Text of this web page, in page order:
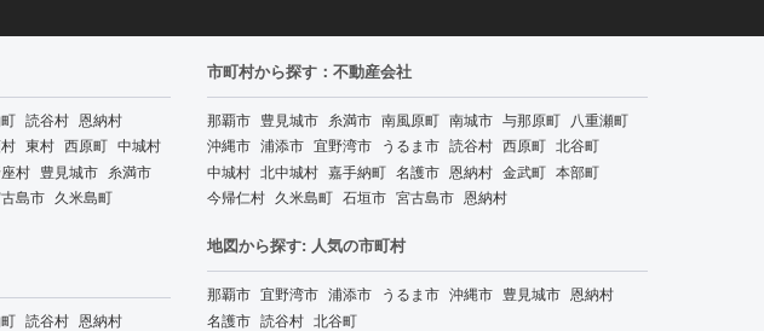
読谷村 恩納村
東村 西原町 中城村
村 豊見城市 糸満市
島市 久米島町
読谷村 恩納村
市町村から探す：不動産会社
那覇市 豊見城市 糸満市 南風原町 南城市 与那原町 八重瀬町
沖縄市 浦添市 宜野湾市 うるま市 読谷村 西原町 北谷町
中城村 北中城村 嘉手納町 名護市 恩納村 金武町 本部町
今帰仁村 久米島町 石垣市 宮古島市 恩納村
地図から探す: 人気の市町村
那覇市 宜野湾市 浦添市 うるま市 沖縄市 豊見城市 恩納村
名護市 読谷村 北谷町